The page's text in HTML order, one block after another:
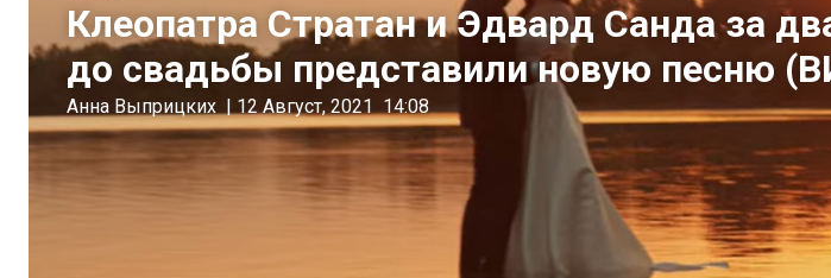
Клеопатра Стратан и Эдвард Санда за
до свадьбы представили новую песню
Анна Выприцких | 12 Август, 2021 14:08